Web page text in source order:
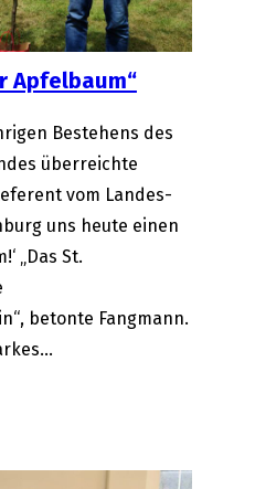
Apfelbaum“
Bestehens des
überreichte
vom Landes-
uns heute einen
„Das St.
betonte Fangmann.